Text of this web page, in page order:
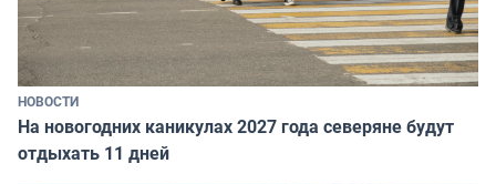
НОВОСТИ
На новогодних каникулах 2027 года северяне будут
отдыхать 11 дней